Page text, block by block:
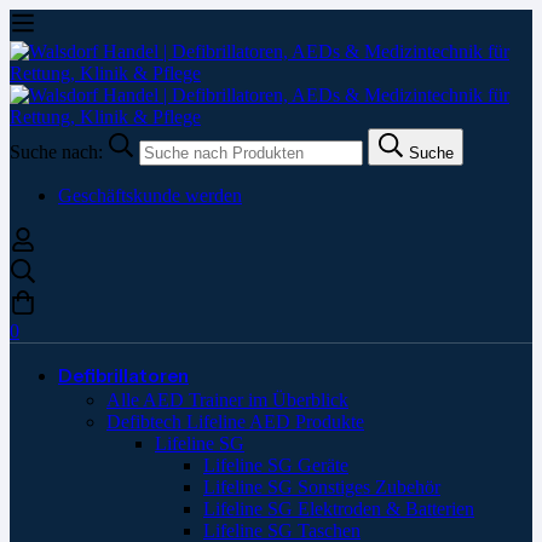
Suche nach: Suche
Geschäftskunde werden
0
Defibrillatoren
Alle AED Trainer im Überblick
Defibtech Lifeline AED Produkte
Lifeline SG
Lifeline SG Geräte
Lifeline SG Sonstiges Zubehör
Lifeline SG Elektroden & Batterien
Lifeline SG Taschen